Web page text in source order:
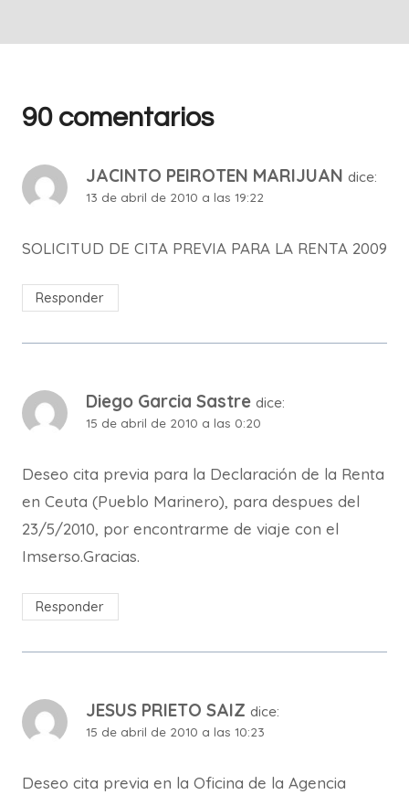
90 comentarios
JACINTO PEIROTEN MARIJUAN dice:
13 de abril de 2010 a las 19:22
SOLICITUD DE CITA PREVIA PARA LA RENTA 2009
Responder
Diego Garcia Sastre dice:
15 de abril de 2010 a las 0:20
Deseo cita previa para la Declaración de la Renta
en Ceuta (Pueblo Marinero), para despues del
23/5/2010, por encontrarme de viaje con el
Imserso.Gracias.
Responder
JESUS PRIETO SAIZ dice:
15 de abril de 2010 a las 10:23
Deseo cita previa en la Oficina de la Agencia